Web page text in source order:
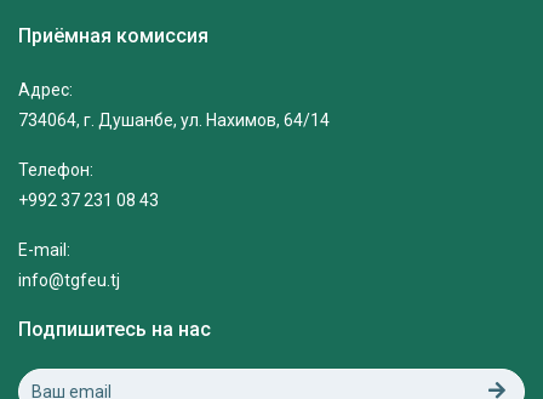
Приёмная комиссия
Адрес:
734064, г. Душанбе, ул. Нахимов, 64/14
Телефон:
+992 37 231 08 43
E-mail:
info@tgfeu.tj
Подпишитесь на нас